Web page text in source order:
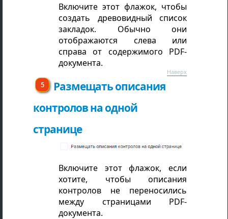
Включите этот флажок, чтобы
создать древовидный список
закладок. Обычно они
отображаются слева или
справа от содержимого PDF-
документа.
Наверх
Размещать описания
контролов на одной
странице
Включите этот флажок, если
хотите, чтобы описания
контролов не переносились
между страницами PDF-
документа.